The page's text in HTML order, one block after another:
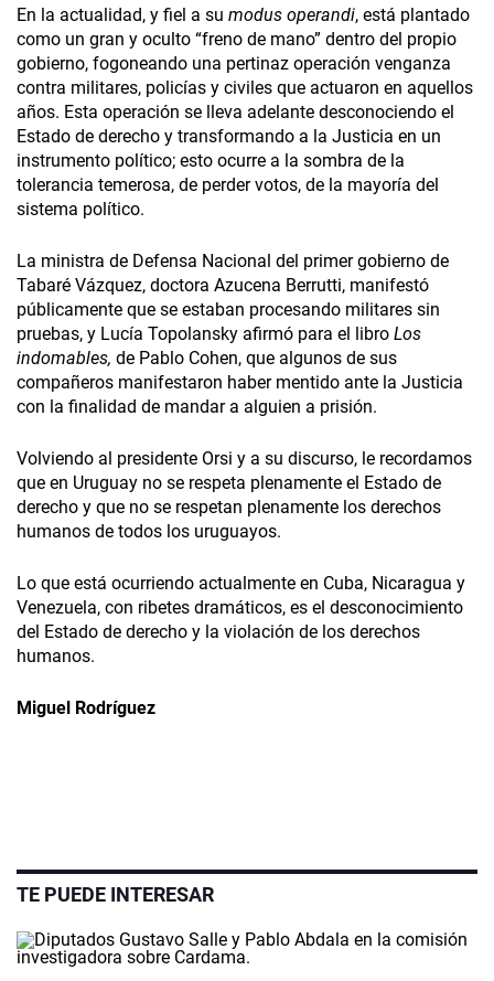
En la actualidad, y fiel a su modus operandi, está plantado
como un gran y oculto “freno de mano” dentro del propio
gobierno, fogoneando una pertinaz operación venganza
contra militares, policías y civiles que actuaron en aquellos
años. Esta operación se lleva adelante desconociendo el
Estado de derecho y transformando a la Justicia en un
instrumento político; esto ocurre a la sombra de la
tolerancia temerosa, de perder votos, de la mayoría del
sistema político.
La ministra de Defensa Nacional del primer gobierno de
Tabaré Vázquez, doctora Azucena Berrutti, manifestó
públicamente que se estaban procesando militares sin
pruebas, y Lucía Topolansky afirmó para el libro Los
indomables, de Pablo Cohen, que algunos de sus
compañeros manifestaron haber mentido ante la Justicia
con la finalidad de mandar a alguien a prisión.
Volviendo al presidente Orsi y a su discurso, le recordamos
que en Uruguay no se respeta plenamente el Estado de
derecho y que no se respetan plenamente los derechos
humanos de todos los uruguayos.
Lo que está ocurriendo actualmente en Cuba, Nicaragua y
Venezuela, con ribetes dramáticos, es el desconocimiento
del Estado de derecho y la violación de los derechos
humanos.
Miguel Rodríguez
TE PUEDE INTERESAR